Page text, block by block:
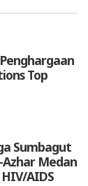
Top
Sumbagut
Azhar Medan
AIDS